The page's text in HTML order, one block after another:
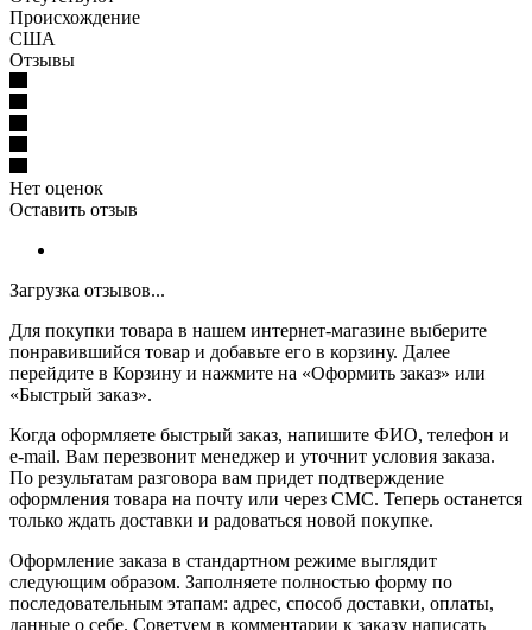
Происхождение
США
Отзывы
Нет оценок
Оставить отзыв
Загрузка отзывов...
Для покупки товара в нашем интернет-магазине выберите
понравившийся товар и добавьте его в корзину. Далее
перейдите в Корзину и нажмите на «Оформить заказ» или
«Быстрый заказ».
Когда оформляете быстрый заказ, напишите ФИО, телефон и
e-mail. Вам перезвонит менеджер и уточнит условия заказа.
По результатам разговора вам придет подтверждение
оформления товара на почту или через СМС. Теперь останется
только ждать доставки и радоваться новой покупке.
Оформление заказа в стандартном режиме выглядит
следующим образом. Заполняете полностью форму по
последовательным этапам: адрес, способ доставки, оплаты,
данные о себе. Советуем в комментарии к заказу написать